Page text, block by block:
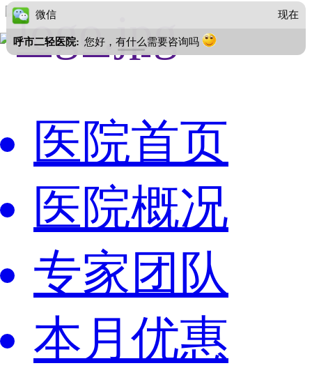
医院首页
医院概况
专家团队
本月优惠
微信 现在
呼市二轻医院: 您好，有什么需要咨询吗